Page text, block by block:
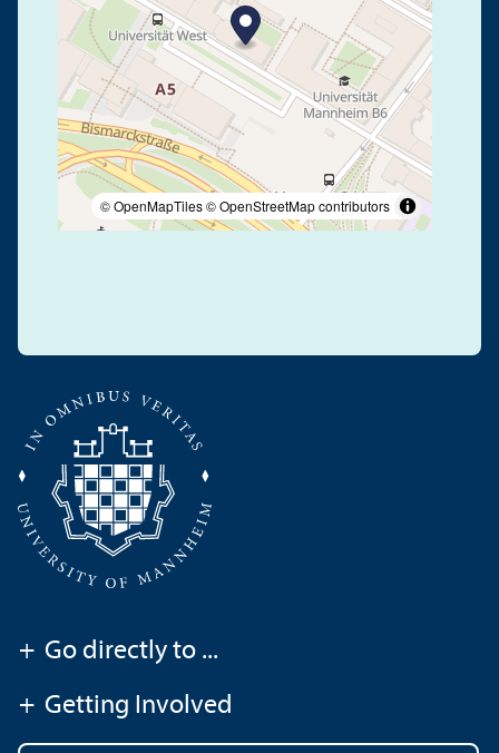
© OpenMapTiles© OpenStreetMap contributors
+ Go directly to ...
+ Getting Involved